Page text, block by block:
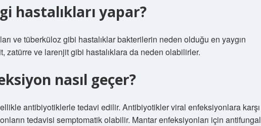
hastalıkları yapar?
ve tüberküloz gibi hastalıklar bakterilerin neden olduğu en yaygın
zatürre ve larenjit gibi hastalıklara da neden olabilirler.
nasıl geçer?
antibiyotiklerle tedavi edilir. Antibiyotikler viral enfeksiyonlara karşı
tedavisi semptomatik olabilir. Mantar enfeksiyonları için antifungal